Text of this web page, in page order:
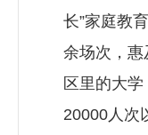
长”家庭教
余场次，惠
区里的大
20000人次